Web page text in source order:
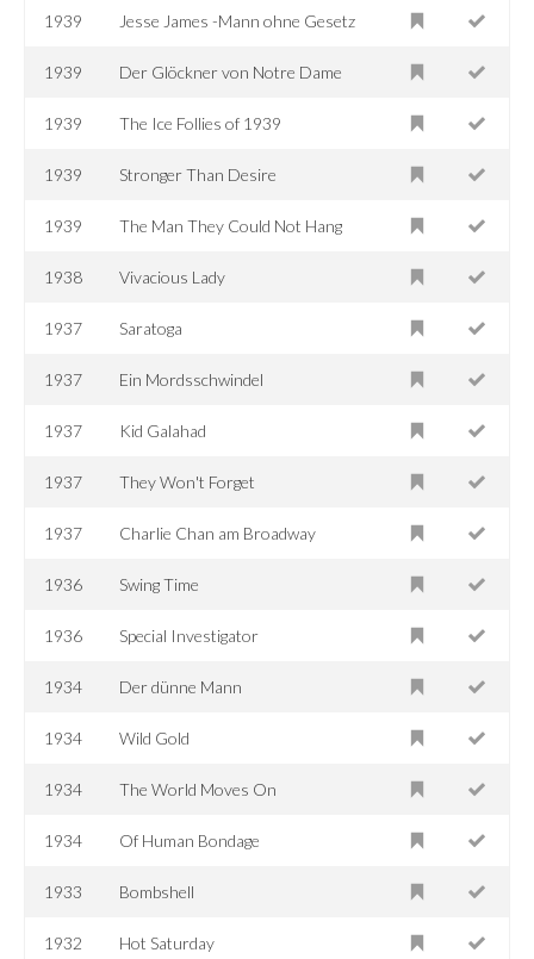
1939 Jesse James -Mann ohne Gesetz
1939 Der Glöckner von Notre Dame
1939 The Ice Follies of 1939
1939 Stronger Than Desire
1939 The Man They Could Not Hang
1938 Vivacious Lady
1937 Saratoga
1937 Ein Mordsschwindel
1937 Kid Galahad
1937 They Won't Forget
1937 Charlie Chan am Broadway
1936 Swing Time
1936 Special Investigator
1934 Der dünne Mann
1934 Wild Gold
1934 The World Moves On
1934 Of Human Bondage
1933 Bombshell
1932 Hot Saturday